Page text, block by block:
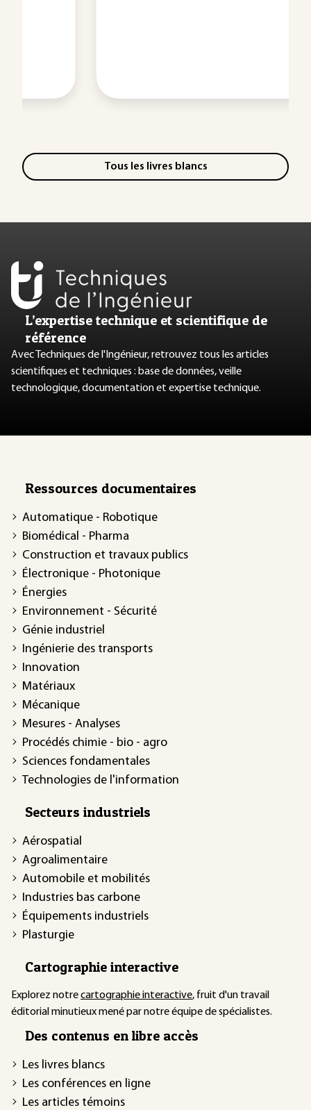
Tous les livres blancs
L’expertise technique et scientifique de
référence
Avec Techniques de l'Ingénieur, retrouvez tous les articles
scientifiques et techniques : base de données, veille
technologique, documentation et expertise technique.
Ressources documentaires
Automatique - Robotique
Biomédical - Pharma
Construction et travaux publics
Électronique - Photonique
Énergies
Environnement - Sécurité
Génie industriel
Ingénierie des transports
Innovation
Matériaux
Mécanique
Mesures - Analyses
Procédés chimie - bio - agro
Sciences fondamentales
Technologies de l'information
Secteurs industriels
Aérospatial
Agroalimentaire
Automobile et mobilités
Industries bas carbone
Équipements industriels
Plasturgie
Cartographie interactive
Explorez notrecartographie interactive, fruit d'un travail
éditorial minutieux mené par notre équipe de spécialistes.
Des contenus en libre accès
Les livres blancs
Les conférences en ligne
Les articles témoins